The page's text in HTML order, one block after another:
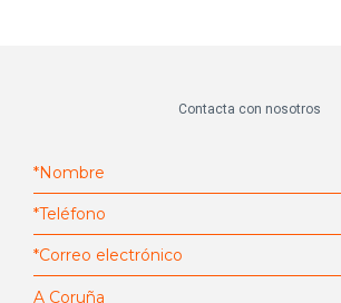
Contacta con nosotros